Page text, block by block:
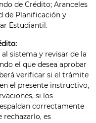
de Crédito; Aranceles
de Planificación y
Estudiantil.
sistema y revisar de la
el que desea aprobar
verificar si el trámite
el presente instructivo,
si los
correctamente
rechazarlo, es